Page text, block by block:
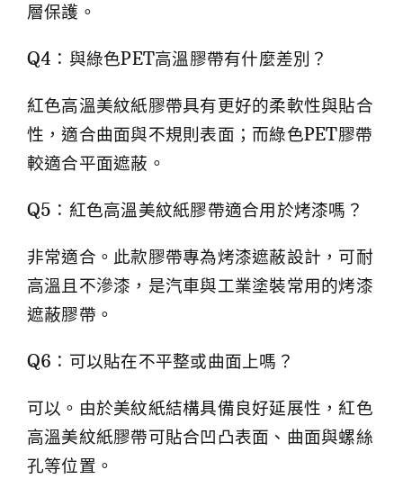
層保護。
Q4：與綠色PET高溫膠帶有什麼差別？
紅色高溫美紋紙膠帶具有更好的柔軟性與貼合
性，適合曲面與不規則表面；而綠色PET膠帶
較適合平面遮蔽。
Q5：紅色高溫美紋紙膠帶適合用於烤漆嗎？
非常適合。此款膠帶專為烤漆遮蔽設計，可耐
高溫且不滲漆，是汽車與工業塗裝常用的烤漆
遮蔽膠帶。
Q6：可以貼在不平整或曲面上嗎？
可以。由於美紋紙結構具備良好延展性，紅色
高溫美紋紙膠帶可貼合凹凸表面、曲面與螺絲
孔等位置。